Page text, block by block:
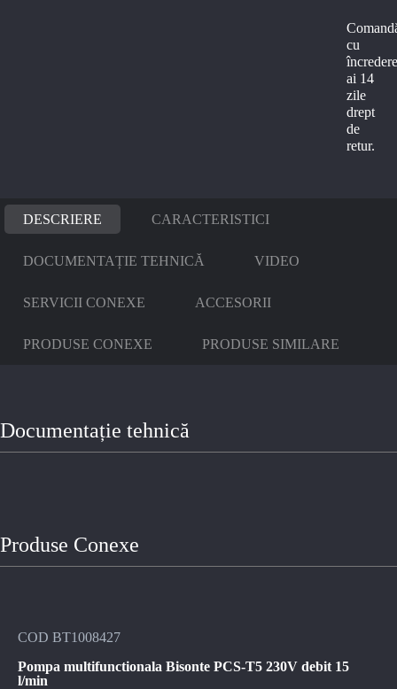
cu
ai 14
zile
drept
de
retur.
DESCRIERE CARACTERISTICI
DOCUMENTAȚIE TEHNICĂ VIDEO
SERVICII CONEXE ACCESORII
PRODUSE CONEXE PRODUSE SIMILARE
Documentație tehnică
Produse Conexe
COD BT1008427
Pompa multifunctionala Bisonte PCS-T5 230V debit 15
l/min